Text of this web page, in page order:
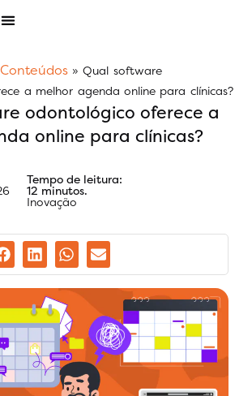
»Qual software
a melhor agenda online para clínicas?
odontológico oferece a
online para clínicas?
Tempo de leitura:
12 minutos.
Inovação